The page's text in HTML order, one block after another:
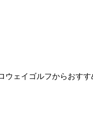
ェイゴルフからおす